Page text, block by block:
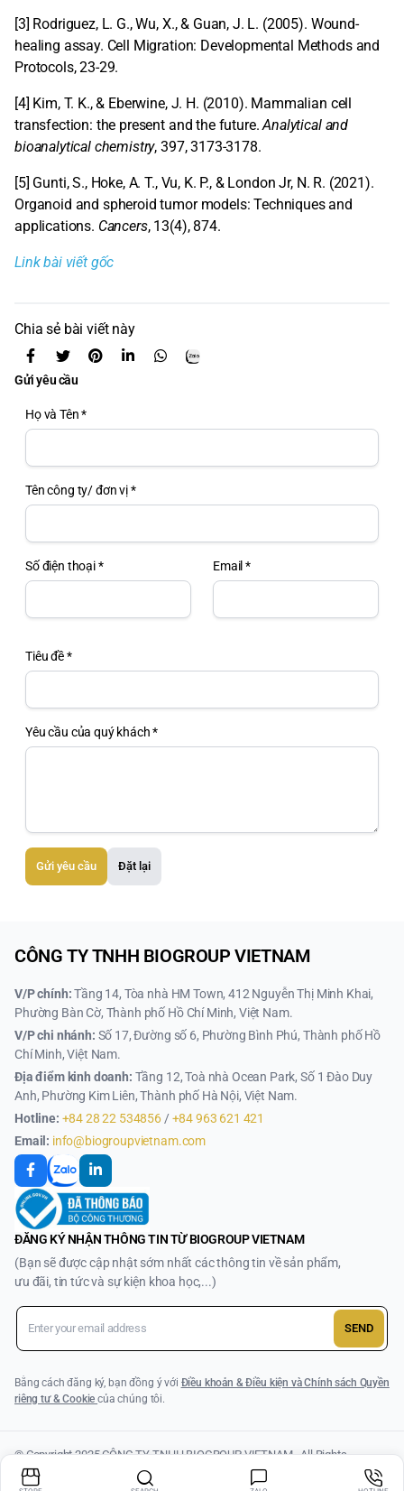
[3] Rodriguez, L. G., Wu, X., & Guan, J. L. (2005). Wound-
healing assay. Cell Migration: Developmental Methods and
Protocols, 23-29.
[4] Kim, T. K., & Eberwine, J. H. (2010). Mammalian cell
transfection: the present and the future.Analytical and
bioanalytical chemistry, 397, 3173-3178.
[5] Gunti, S., Hoke, A. T., Vu, K. P., & London Jr, N. R. (2021).
Organoid and spheroid tumor models: Techniques and
applications. Cancers, 13(4), 874.
Link bài viết gốc
Chia sẻ bài viết này
Gửi yêu cầu
Họ và Tên *
Tên công ty/ đơn vị *
Số điện thoại * Email *
Tiêu đề *
Yêu cầu của quý khách *
Gửi yêu cầu Đặt lại
CÔNG TY TNHH BIOGROUP VIETNAM
V/P chính:Tầng 14, Tòa nhà HM Town, 412 Nguyễn Thị Minh Khai,
Phường Bàn Cờ, Thành phố Hồ Chí Minh, Việt Nam.
V/P chi nhánh: Số 17, Đường số 6, Phường Bình Phú, Thành phố Hồ
Chí Minh, Việt Nam.
Địa điểm kinh doanh: Tầng 12, Toà nhà Ocean Park, Số 1 Đào Duy
Anh, Phường Kim Liên, Thành phố Hà Nội, Việt Nam.
Hotline: +84 28 22 534856 /+84 963 621 421
Email: info@biogroupvietnam.com
ĐĂNG KÝ NHẬN THÔNG TIN TỪ BIOGROUP VIETNAM
(Bạn sẽ được cập nhật sớm nhất các thông tin về sản phẩm,
ưu đãi, tin tức và sự kiện khoa học,...)
SEND
Bằng cách đăng ký, bạn đồng ý với Điều khoản & Điều kiện và Chính sách Quyền
riêng tư & Cookiecủa chúng tôi.
© Copyright 2025 CÔNG TY TNHH BIOGROUP VIETNAM . All Rights
Reserved.